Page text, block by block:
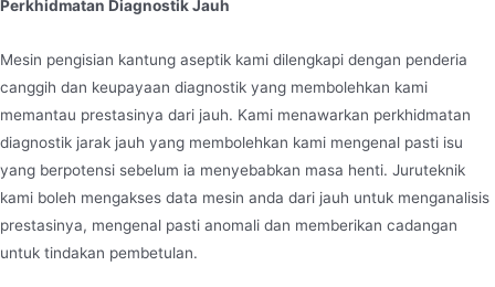
Perkhidmatan Diagnostik Jauh
Mesin pengisian kantung aseptik kami dilengkapi dengan penderia
canggih dan keupayaan diagnostik yang membolehkan kami
memantau prestasinya dari jauh. Kami menawarkan perkhidmatan
diagnostik jarak jauh yang membolehkan kami mengenal pasti isu
yang berpotensi sebelum ia menyebabkan masa henti. Juruteknik
kami boleh mengakses data mesin anda dari jauh untuk menganalisis
prestasinya, mengenal pasti anomali dan memberikan cadangan
untuk tindakan pembetulan.